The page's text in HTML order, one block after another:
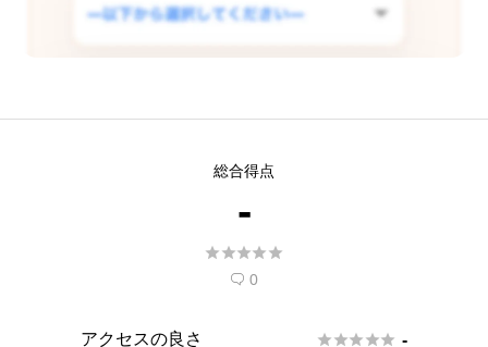
トする
人 がこの店舗での査定受付開始を希
望しています。
総合得点
-

 0
アクセスの良さ  -